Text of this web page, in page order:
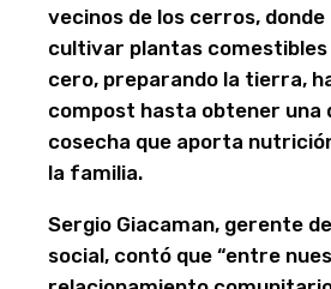
vecinos de los cerros,
cultivar plantas comestibles
cero, preparando la tierra,
compost hasta obtener una
cosecha que aporta
la familia.
Sergio Giacaman, gerente
social, contó que “entre